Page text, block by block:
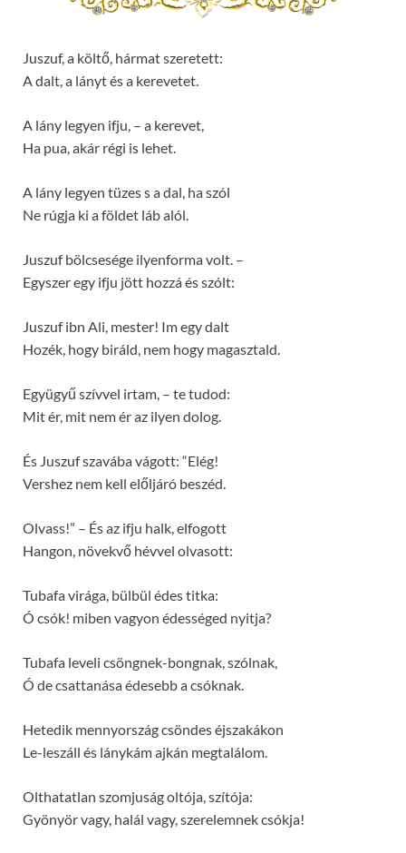
Juszuf, a költő, hármat szeretett:
A dalt, a lányt és a kerevetet.
A lány legyen ifju, – a kerevet,
Ha pua, akár régi is lehet.
A lány legyen tüzes s a dal, ha szól
Ne rúgja ki a földet láb alól.
Juszuf bölcsesége ilyenforma volt. –
Egyszer egy ifju jött hozzá és szólt:
Juszuf ibn Ali, mester! Im egy dalt
Hozék, hogy biráld, nem hogy magasztald.
Együgyű szívvel irtam, – te tudod:
Mit ér, mit nem ér az ilyen dolog.
És Juszuf szavába vágott: “Elég!
Vershez nem kell előljáró beszéd.
Olvass!” – És az ifju halk, elfogott
Hangon, növekvő hévvel olvasott:
Tubafa virága, bülbül édes titka:
Ó csók! miben vagyon édességed nyitja?
Tubafa leveli csöngnek-bongnak, szólnak,
Ó de csattanása édesebb a csóknak.
Hetedik mennyország csöndes éjszakákon
Le-leszáll és lánykám ajkán megtalálom.
Olthatatlan szomjuság oltója, szítója:
Gyönyör vagy, halál vagy, szerelemnek csókja!